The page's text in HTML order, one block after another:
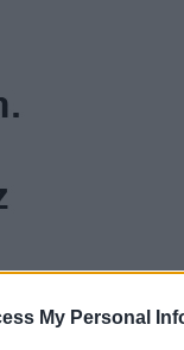
My Personal